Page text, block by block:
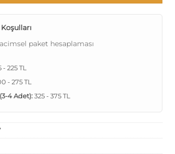
paket hesaplaması
- 225 TL
- 275 TL
4 Adet):325 - 375 TL